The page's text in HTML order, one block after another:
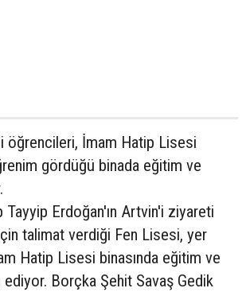
öğrencileri, İmam Hatip Lisesi
gördüğü binada eğitim ve
Tayyip Erdoğan'ın Artvin'i ziyareti
için talimat verdiği Fen Lisesi, yer
Hatip Lisesi binasında eğitim ve
Borçka Şehit Savaş Gedik